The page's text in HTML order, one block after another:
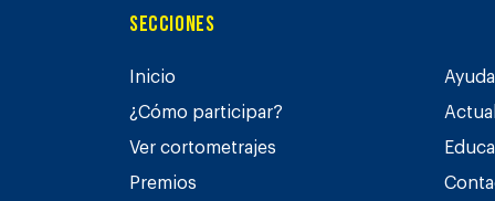
Secciones
Inicio
¿Cómo participar?
Ver cortometrajes
Premios